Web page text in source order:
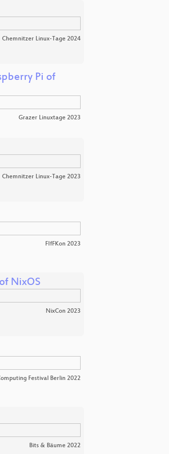
Chemnitzer Linux-Tage 2024
Pi of
Grazer Linuxtage 2023
Chemnitzer Linux-Tage 2023
FIfFKon 2023
NixOS
NixCon 2023
Festival Berlin 2022
Bits & Bäume 2022